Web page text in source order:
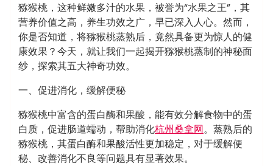
猕猴桃，这种鲜嫩多汁的水果，被誉为“水果之王”，其
营养价值之高，养生功效之广，早已深入人心。然而，
你是否知道，将猕猴桃蒸熟后，竟然具备更为惊人的健
康效果？今天，就让我们一起揭开猕猴桃蒸制的神秘面
纱，探索其五大神奇功效。
一、促进消化，缓解便秘
猕猴桃中富含的蛋白酶和果酸，能有效分解食物中的蛋
白质，促进肠道蠕动，帮助消化杭州桑拿网。蒸熟后的
猕猴桃，其蛋白酶和果酸活性更加稳定，对于缓解便
秘、改善消化不良等问题具有显著效果。